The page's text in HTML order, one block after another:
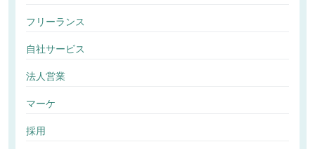
フリーランス
自社サービス
法人営業
マーケ
採用